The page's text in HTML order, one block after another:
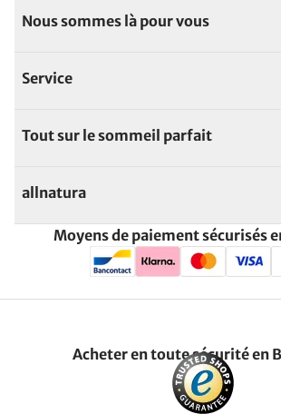
Nous sommes là pour vous
Service
Tout sur le sommeil parfait
allnatura
Moyens de paiement sécurisés
Acheter en toute sécurité en